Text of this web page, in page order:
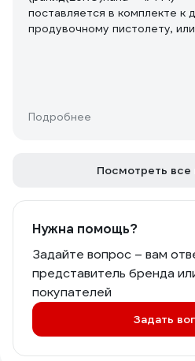
поставляется в комплекте к
продувочному пистолету, или
Подробнее
Посмотреть все
Нужна помощь?
Задайте вопрос – вам
представитель бренда
покупателей
Задать